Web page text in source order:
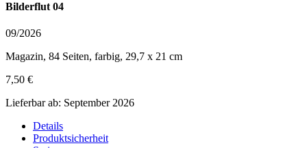
Bilderflut 04
09/2026
Magazin, 84 Seiten, farbig, 29,7 x 21 cm
7,50 €
Lieferbar ab: September 2026
Details
Produktsicherheit